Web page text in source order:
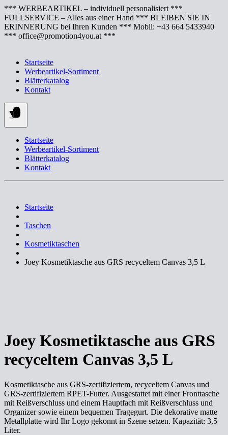
Springe
zum
Inhalt
*** WERBEARTIKEL – individuell personalisiert ***
FULLSERVICE – Alles aus einer Hand *** BLEIBEN SIE IN
ERINNERUNG bei Ihren Kunden *** Mobil: +43 664 5433940
*** office@promotion4you.at ***
Startseite
Werbeartikel-Sortiment
Blätterkatalog
Kontakt
Startseite
Werbeartikel-Sortiment
Blätterkatalog
Kontakt
Startseite
Taschen
Kosmetiktaschen
Joey Kosmetiktasche aus GRS recyceltem Canvas 3,5 L
Joey Kosmetiktasche aus GRS
recyceltem Canvas 3,5 L
Kosmetiktasche aus GRS-zertifiziertem, recyceltem Canvas und
GRS-zertifiziertem RPET-Futter. Ausgestattet mit einer Fronttasche
mit Reißverschluss und einem Hauptfach mit Reißverschluss und
Organizer sowie einem bequemen Tragegurt. Die dekorative matte
Metallplatte wird Ihr Logo gekonnt in Szene setzen. Kapazität: 3,5
Liter.